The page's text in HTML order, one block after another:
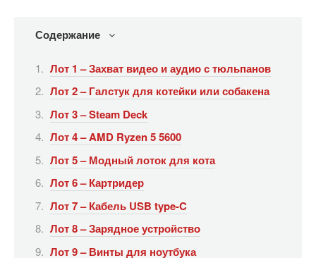
Содержание
Лот 1 – Захват видео и аудио с тюльпанов
Лот 2 – Галстук для котейки или собакена
Лот 3 – Steam Deck
Лот 4 – AMD Ryzen 5 5600
Лот 5 – Модный лоток для кота
Лот 6 – Картридер
Лот 7 – Кабель USB type-C
Лот 8 – Зарядное устройство
Лот 9 – Винты для ноутбука